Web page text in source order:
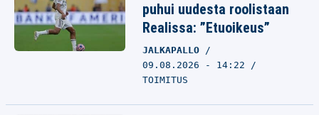
puhui uudesta roolistaan
Realissa: ”Etuoikeus”
JALKAPALLO
09.08.2026 - 14:22
TOIMITUS